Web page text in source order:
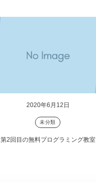
2020年6月12日
未分類
第2回目の無料プログラミング教室